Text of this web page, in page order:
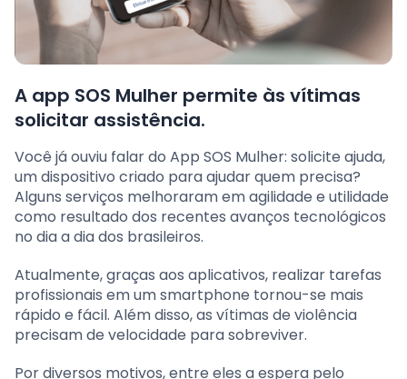
A app SOS Mulher permite às vítimas
solicitar assistência.
Você já ouviu falar do App SOS Mulher: solicite ajuda,
um dispositivo criado para ajudar quem precisa?
Alguns serviços melhoraram em agilidade e utilidade
como resultado dos recentes avanços tecnológicos
no dia a dia dos brasileiros.
Atualmente, graças aos aplicativos, realizar tarefas
profissionais em um smartphone tornou-se mais
rápido e fácil. Além disso, as vítimas de violência
precisam de velocidade para sobreviver.
Por diversos motivos, entre eles a espera pelo